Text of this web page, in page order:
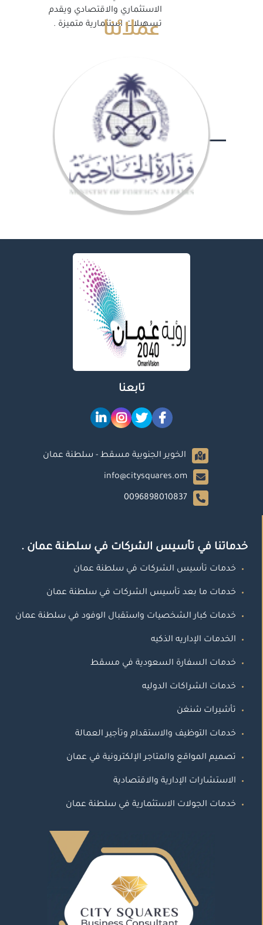
الاستثماري والاقتصادي ويقدم
تسهيلات استثمارية متميزة .
عملائنا
تابعنا
الخوير الجنوبية مسقط - سلطنة عمان
info@citysquares.om
0096898010837
خدماتنا في تأسيس الشركات في سلطنة عمان .
خدمات تأسيس الشركات في سلطنة عمان
خدمات ما بعد تأسيس الشركات في سلطنة عمان
خدمات كبار الشخصيات واستقبال الوفود في سلطنة عمان
الخدمات الإداريه الذكيه
خدمات السفارة السعودية في مسقط
خدمات الشراكات الدوليه
تأشيرات شنغن
خدمات التوظيف والاستقدام وتأجير العمالة
تصميم المواقع والمتاجر الإلكترونية في عمان
الاستشارات الإدارية والاقتصادية
خدمات الجولات الاستثمارية في سلطنة عمان